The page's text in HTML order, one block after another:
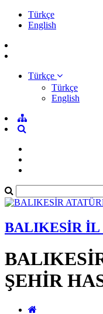
Türkçe
English
Türkçe
Türkçe
English
BALIKESİR İL
ŞEHİR